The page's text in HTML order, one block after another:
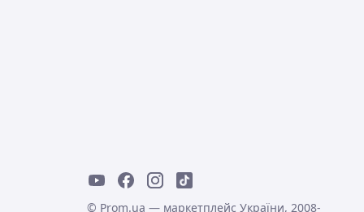
© Prom.ua — маркетплейс України, 2008-